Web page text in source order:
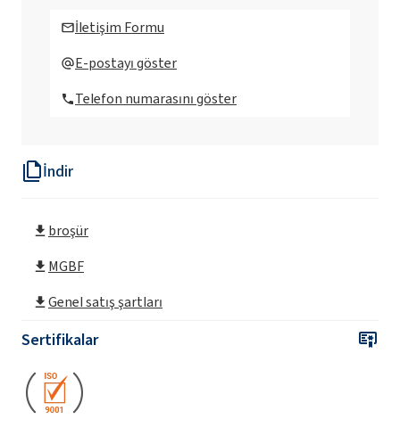
İndir
broşür
MGBF
Genel satış şartları
Sertifikalar
Ekoprodur®FC H004-S Poliüretan sistem
Ekoprodur® 1112B2 Poliüretan sistem
İletişim Formu
E-postayı göster
Telefon numarasını göster